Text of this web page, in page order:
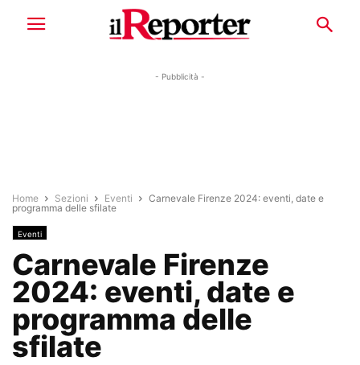
- Pubblicità -
Home Sezioni Eventi
Carnevale Firenze 2024: eventi, date e
programma delle sfilate
Eventi
Carnevale Firenze
2024: eventi, date e
programma delle
sfilate